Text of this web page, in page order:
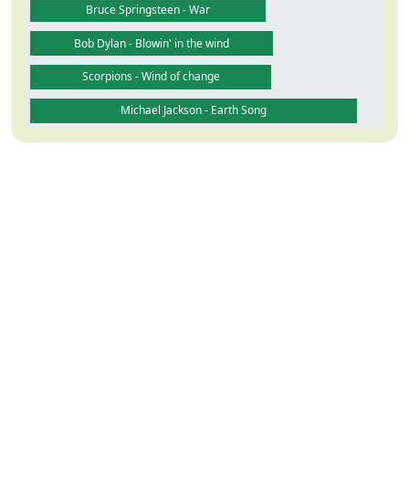
Bruce Springsteen - War
Bob Dylan - Blowin' in the wind
Scorpions - Wind of change
Michael Jackson - Earth Song